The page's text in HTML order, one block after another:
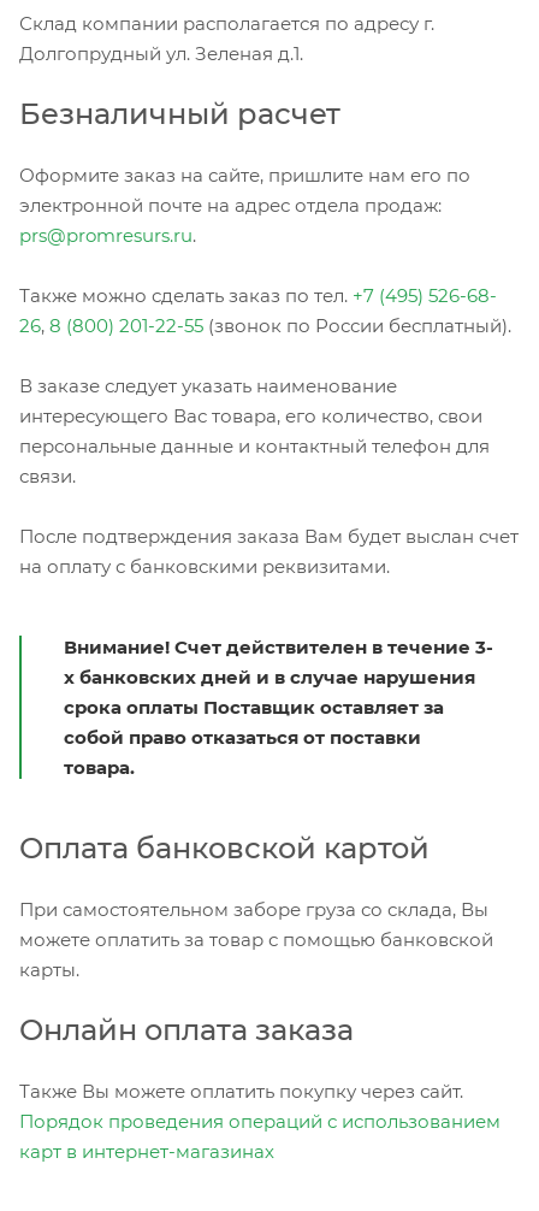
Склад компании располагается по адресу г.
Долгопрудный ул. Зеленая д.1.
Безналичный расчет
Оформите заказ на сайте, пришлите нам его по
электронной почте на адрес отдела продаж:
prs@promresurs.ru.
Также можно сделать заказ по тел. +7 (495) 526-68-
26, 8 (800) 201-22-55 (звонок по России бесплатный).
В заказе следует указать наименование
интересующего Вас товара, его количество, свои
персональные данные и контактный телефон для
связи.
После подтверждения заказа Вам будет выслан счет
на оплату с банковскими реквизитами.
Внимание! Счет действителен в течение 3-
х банковских дней и в случае нарушения
срока оплаты Поставщик оставляет за
собой право отказаться от поставки
товара.
Оплата банковской картой
При самостоятельном заборе груза со склада, Вы
можете оплатить за товар с помощью банковской
карты.
Онлайн оплата заказа
Также Вы можете оплатить покупку через сайт.
Порядок проведения операций с использованием
карт в интернет-магазинах